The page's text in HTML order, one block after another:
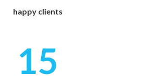
happy clients
15